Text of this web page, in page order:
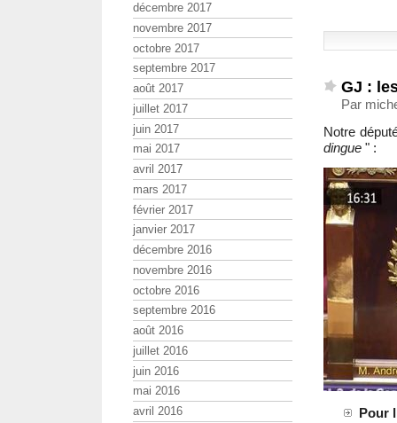
GJ :
Par
Notre
dingue " :
Pour
décembre 2017
novembre 2017
octobre 2017
septembre 2017
août 2017
juillet 2017
juin 2017
mai 2017
avril 2017
mars 2017
février 2017
janvier 2017
décembre 2016
novembre 2016
octobre 2016
septembre 2016
août 2016
juillet 2016
juin 2016
mai 2016
avril 2016